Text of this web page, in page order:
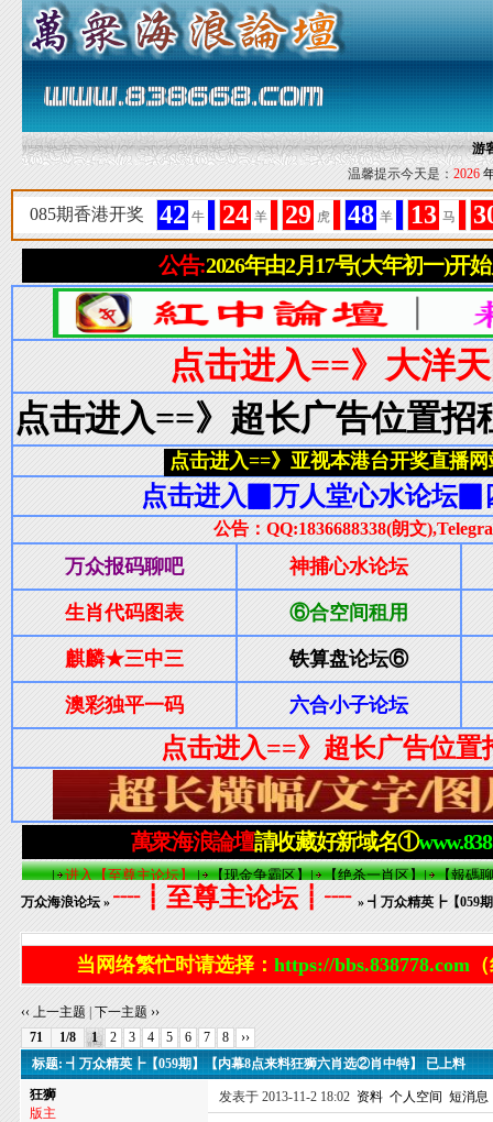
游
温馨提示今天是： 2026
万众海浪论坛»┈┋至尊主论坛┋┈» ┫万众精英┣【059
当网络繁忙时请选择： https://bbs.838778.com
‹‹ 上一主题 |下一主题 ››
71
1/8 1 2 3 4 5 6 7 8
››
标题: ┫万众精英┣【059期】【内幕8点来料狂狮六肖选②肖中特】 已上料
狂狮
版主
发表于 2013-11-2 18:02 资料 个人空间 短消息